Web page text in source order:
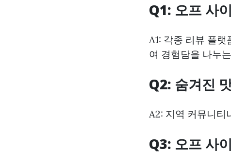
Q1: 오프 사
A1: 각종 리뷰 플
여 경험담을 나누
Q2: 숨겨진
A2: 지역 커뮤니티
Q3: 오프 사